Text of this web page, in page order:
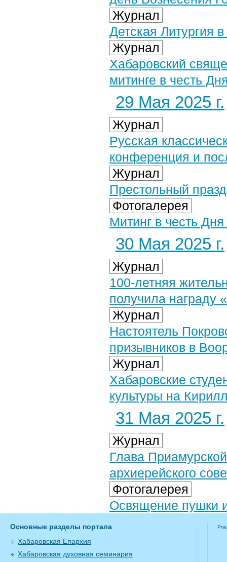
Журнал
Детская Литургия
Журнал
Хабаровский
митинге в честь
29 Мая 2025 г.
Журнал
Русская
конференция и
Журнал
Престольный
Фотогалерея
Митинг в честь
30 Мая 2025 г.
Журнал
100-летняя
получила награду
Журнал
Настоятель
призывников в
Журнал
Хабаровские
культуры на
31 Мая 2025 г.
Журнал
Глава
архиерейского
Фотогалерея
Освящение пушки
Основные разделы портала
Хабаровская Епархия
Хабаровская духовная семинария